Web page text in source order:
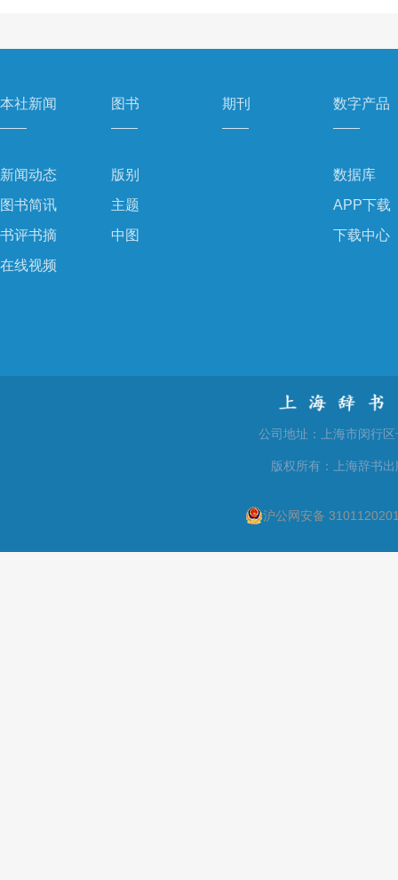
本社新闻
新闻动态
图书简讯
书评书摘
在线视频
图书
版别
主题
中图
期刊 数字产品
数据库
APP下载
下载中心
公司地址：上海市闵行
版权所有：上海辞书
沪公网安备